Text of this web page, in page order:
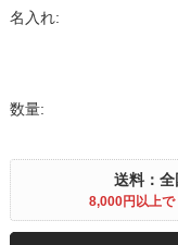
名入れ:
数量:
送料：全
8,000円以上で